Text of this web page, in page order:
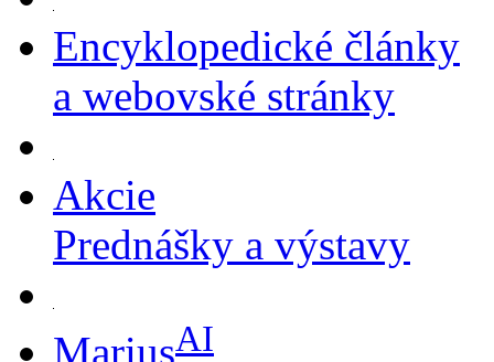
Encyklopedické články
a webovské stránky
Akcie
Prednášky a výstavy
MariusAI